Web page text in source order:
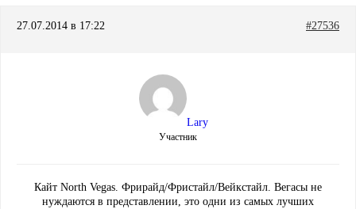
27.07.2014 в 17:22 #27536
Lary
Участник
Кайт North Vegas. Фрирайд/Фристайл/Вейкстайл. Вегасы не
нуждаются в представлении, это одни из самых лучших